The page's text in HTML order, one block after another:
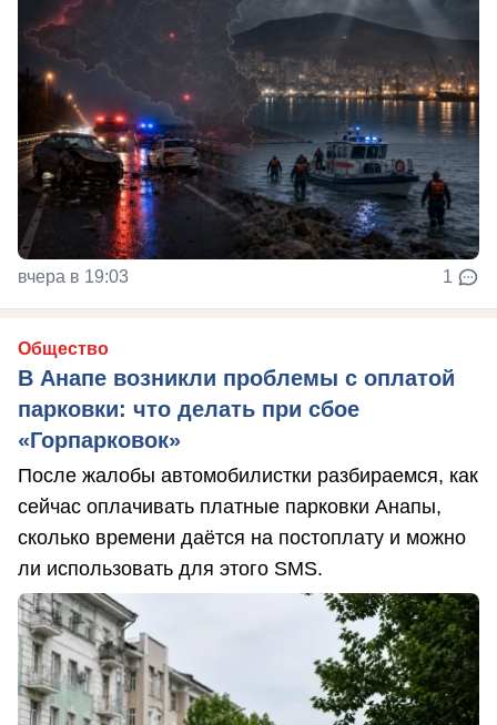
вчера в 19:03 1
Общество
В Анапе возникли проблемы с оплатой
парковки: что делать при сбое
«Горпарковок»
После жалобы автомобилистки разбираемся, как
сейчас оплачивать платные парковки Анапы,
сколько времени даётся на постоплату и можно
ли использовать для этого SMS.